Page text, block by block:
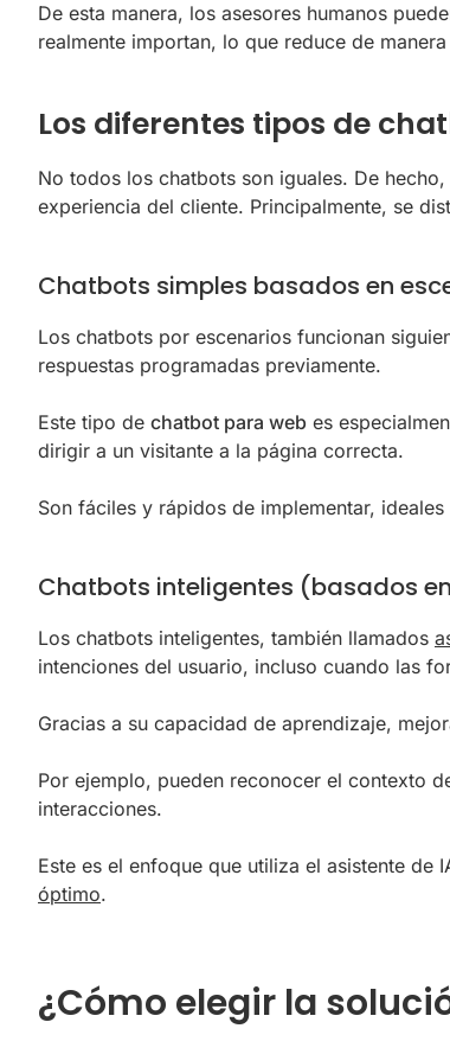
De esta manera, los asesores humanos
realmente importan, lo que reduce de
Los diferentes tipos de
No todos los chatbots son iguales. De
experiencia del cliente. Principalmente, se
Chatbots simples basados en
Los chatbots por escenarios funcionan
respuestas programadas previamente.
Este tipo de chatbot para web es
dirigir a un visitante a la página correcta.
Son fáciles y rápidos de implementar,
Chatbots inteligentes (basados
Los chatbots inteligentes, también llamados
intenciones del usuario, incluso cuando las
Gracias a su capacidad de aprendizaje,
Por ejemplo, pueden reconocer el contexto
interacciones.
Este es el enfoque que utiliza el asistente
óptimo.
¿Cómo elegir la